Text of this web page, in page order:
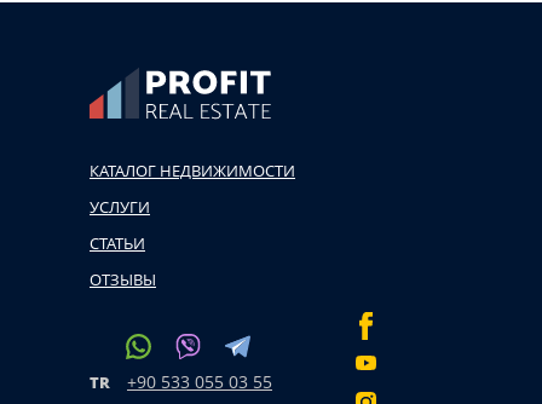
КАТАЛОГ НЕДВИЖИМОСТИ
УСЛУГИ
СТАТЬИ
ОТЗЫВЫ
TR +90 533 055 03 55